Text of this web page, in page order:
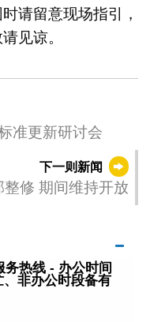
请留意现场指引，
见谅。
准更新研讨会
下一则新闻
修 期间维持开放
务热线 - 办公时间
非办公时段备有